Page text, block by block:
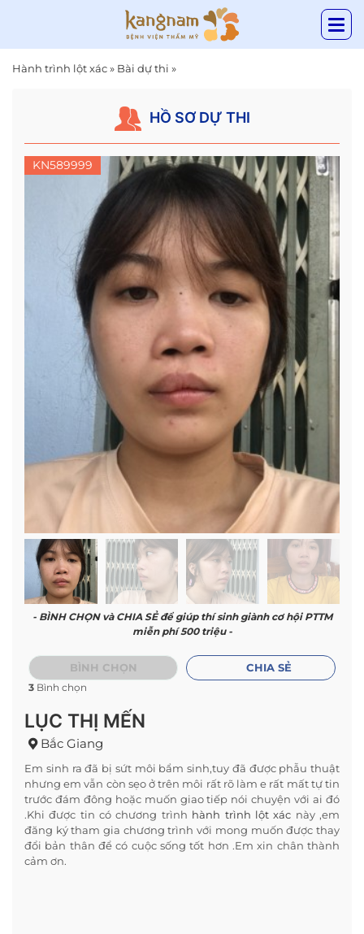
Hành trình lột xác» Bài dự thi »
HỒ SƠ DỰ THI
KN589999
- BÌNH CHỌN và CHIA SẺ để giúp thí sinh giành cơ hội PTTM
miễn phí 500 triệu -
BÌNH CHỌN
3 Bình chọn
CHIA SẺ
LỤC THỊ MẾN
Bắc Giang
Em sinh ra đã bị sứt môi bẩm sinh,tuy đã được phẫu thuật
nhưng em vẫn còn sẹo ở trên môi rất rõ làm e rất mất tự tin
trước đám đông hoặc muốn giao tiếp nói chuyện với ai đó
.Khi được tin có chương trình hành trình lột xác này ,em
đăng ký tham gia chương trình với mong muốn được thay
đổi bản thân để có cuộc sống tốt hơn .Em xin chân thành
cảm ơn.